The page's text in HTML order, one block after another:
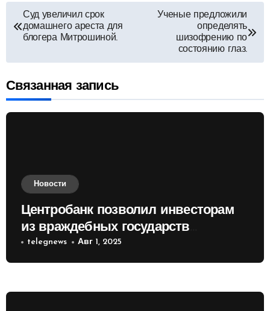
Навигация
по
записям
Суд увеличил срок
домашнего ареста для
блогера Митрошиной.
Ученые предложили
определять
шизофрению по
состоянию глаз.
Связанная запись
Новости
Центробанк позволил инвесторам
из враждебных государств
приобретать валюту
telegnews Авг 1, 2025